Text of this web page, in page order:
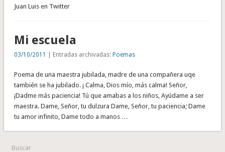
Juan Luis en Twitter
Mi escuela
03/10/2011 | Entradas archivadas: Poemas
Poema de una maestra jubilada, madre de una compañera uqe
también se ha jubilado. ¡ Calma, Dios mío, más calma! Señor,
¡Dadme más paciencia! Tú que amabas a los niños, Ayúdame a ser
maestra. Dame, Señor, tu dulzura Dame, Señor, tu paciencia; Dame
tu amor infinito, Dame todo a manos …
Buscar